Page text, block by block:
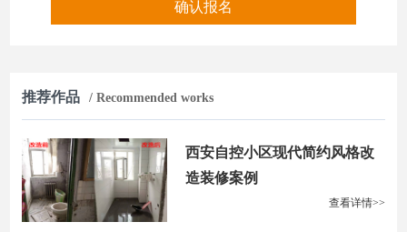
确认报名
推荐作品 / Recommended works
西安自控小区现代简约风格改
造装修案例
查看详情>>